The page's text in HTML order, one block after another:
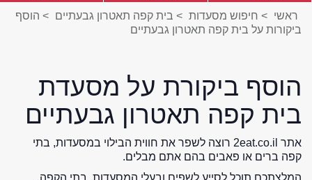
ראשי > חיפוש מסעדות > בית קפה תאטרון גבעתיים > הוסף
ביקורות על בית קפה תאטרון גבעתיים
הוסף ביקורת על מסעדת
בית קפה תאטרון גבעתיים
אתר 2eat.co.il רוצה לשפר את חווית הבילוי במסעדות, בתי
קפה ברים או פאבים בהם אתם מבלים.
המלצתכם תוכל לסייע לשפים ובעלי המסעדות, בתי הקפה,